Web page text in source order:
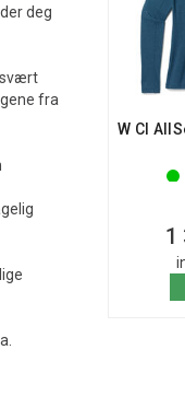
deg
svært
fra
1